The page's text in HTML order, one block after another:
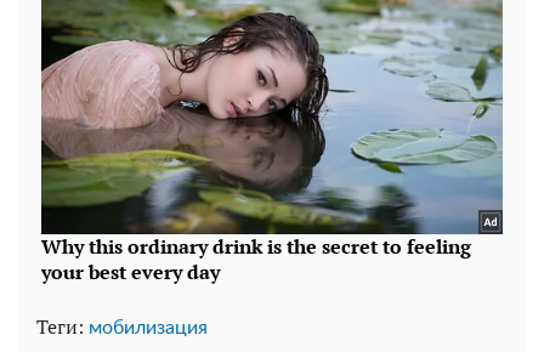
Теги: мобилизация